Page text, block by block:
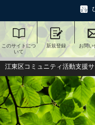
このサイトにつ
いて
新規登録 お問い
江東区コミュニティ活動支援